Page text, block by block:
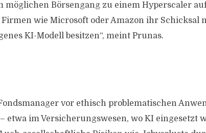
möglichen Börsengang zu einem Hyperscaler
Firmen wie Microsoft oder Amazon ihr Schicksal
KI-Modell besitzen“, meint Prunas.
vor ethisch problematischen
im Versicherungswesen, wo KI eingesetzt